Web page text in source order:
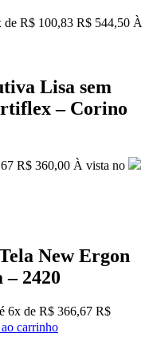
de R$ 100,83 R$ 544,50 À
Lisa sem
– Corino
R$ 360,00 À vista no
New Ergon
2420
6x de R$ 366,67 R$
carrinho